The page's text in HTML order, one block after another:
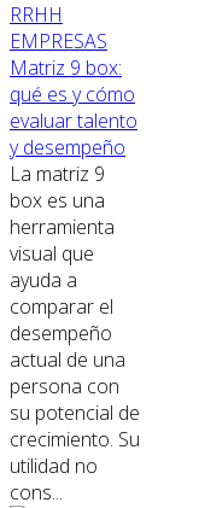
RRHH
EMPRESAS
Matriz 9 box:
qué es y cómo
evaluar talento
y desempeño
La matriz 9
box es una
herramienta
visual que
ayuda a
comparar el
desempeño
actual de una
persona con
su potencial de
crecimiento. Su
utilidad no
cons...